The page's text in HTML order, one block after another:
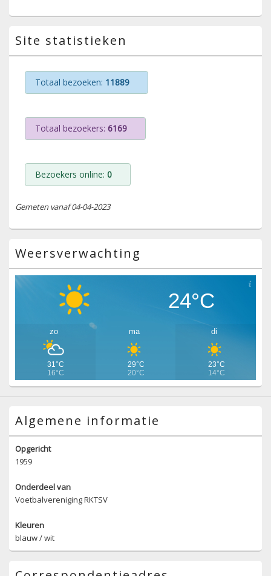
Site statistieken
Totaal bezoeken: 11889
Totaal bezoekers: 6169
Bezoekers online: 0
Gemeten vanaf 04-04-2023
Weersverwachting
24°C
zo
31°C
16°C
ma
29°C
20°C
di
23°C
14°C
Algemene informatie
Opgericht
1959
Onderdeel van
Voetbalvereniging RKTSV
Kleuren
blauw / wit